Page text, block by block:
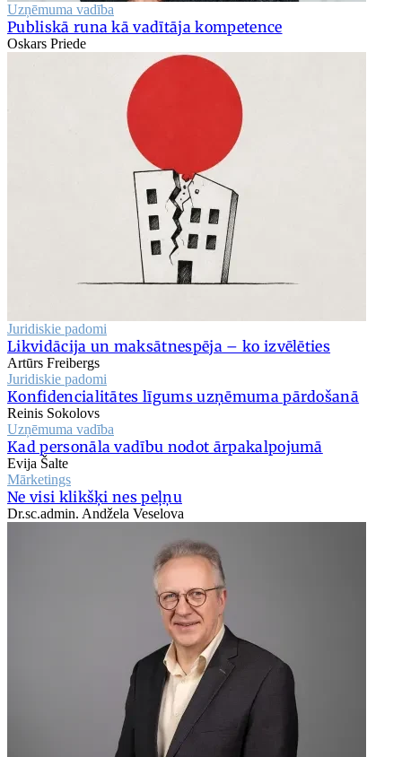
Uzņēmuma vadība
Publiskā runa kā vadītāja kompetence
Oskars Priede
Juridiskie padomi
Likvidācija un maksātnespēja – ko izvēlēties
Artūrs Freibergs
Juridiskie padomi
Konfidencialitātes līgums uzņēmuma pārdošanā
Reinis Sokolovs
Uzņēmuma vadība
Kad personāla vadību nodot ārpakalpojumā
Evija Šalte
Mārketings
Ne visi klikšķi nes peļņu
Dr.sc.admin. Andžela Veselova